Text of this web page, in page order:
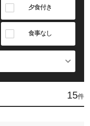
夕食付き
食事なし
15件